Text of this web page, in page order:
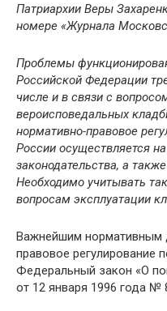
Патриархии Веры
номере «Журнала
Проблемы
Российской Федерации
числе и в связи с
вероисповедальных
нормативно-правовое
России осуществляется
законодательства, а
Необходимо учитывать
вопросам эксплуатации
Важнейшим нормативным
правовое регулирование
Федеральный закон «О
от 12 января 1996 года №